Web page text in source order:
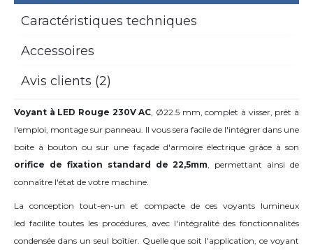
Caractéristiques techniques
Accessoires
Avis clients (2)
Voyant à LED Rouge 230V AC, Ø22.5 mm, complet à visser, prêt à
l'emploi, montage sur panneau. Il vous sera facile de l'intégrer dans une
boite à bouton ou sur une façade d'armoire électrique grâce à son
orifice de fixation standard de 22,5mm, permettant ainsi de
connaître l'état de votre machine.
La conception tout-en-un et compacte de ces voyants lumineux
led facilite toutes les procédures, avec l'intégralité des fonctionnalités
condensée dans un seul boîtier. Quelle que soit l'application, ce voyant